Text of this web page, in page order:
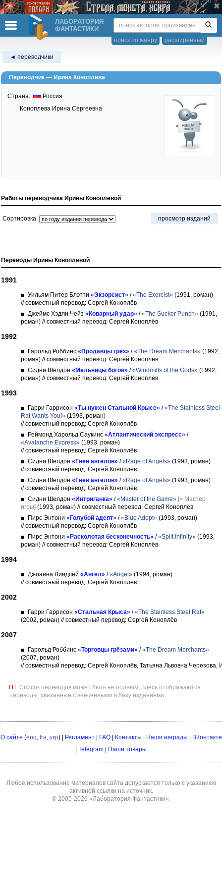
ЛАБОРАТОРИЯ
ФАНТАСТИКИ
расширенный
поиск по жанру
◄ переводчики
Переводчик — Ирина Коноплева
Страна:
Россия
Коноплева Ирина Сергеевна
Работы переводчика Ирины Коноплевой
Сортировка: просмотр изданий
Переводы Ирины Коноплевой
1991
Уильям Питер Блэтти «Экзорсист» /«The Exorcist» (1991, роман)
// совместный перевод: Сергей Коноплёв
Джеймс Хэдли Чейз «Коварный удар» /«The Sucker Punch» (1991,
роман) // совместный перевод: Сергей Коноплёв
1992
Гарольд Роббинс «Продавцы грез» /«The Dream Merchants» (1992,
роман) // совместный перевод: Сергей Коноплёв
Сидни Шелдон «Мельницы богов» /«Windmills of the Gods» (1992,
роман) // совместный перевод: Сергей Коноплёв
1993
Гарри Гаррисон «Ты нужен Стальной Крысе» /«The Stainless Steel
Rat Wants You!» (1993, роман)
// совместный перевод: Сергей Коноплёв
Реймонд Харольд Саукинс «Атлантический экспресс» /
«Avalanche Express» (1993, роман)
// совместный перевод: Сергей Коноплёв
Сидни Шелдон «Гнев ангелов» /«Rage of Angels» (1993, роман)
// совместный перевод: Сергей Коноплёв
Сидни Шелдон «Гнев ангелов» /«Rage of Angels» (1993, роман)
// совместный перевод: Сергей Коноплёв
Сидни Шелдон «Интриганка» /«Master of the Game» [= Мастер
игры] (1993, роман) // совместный перевод: Сергей Коноплёв
Пирс Энтони «Голубой адепт» /«Blue Adept» (1993, роман)
// совместный перевод: Сергей Коноплёв
Пирс Энтони «Расколотая бесконечность» /«Split Infinity» (1993,
роман) // совместный перевод: Сергей Коноплёв
1994
Джоанна Линдсей «Ангел» /«Angel» (1994, роман)
// совместный перевод: Сергей Коноплёв
2002
Гарри Гаррисон «Стальная Крыса» /«The Stainless Steel Rat»
(2002, роман) // совместный перевод: Сергей Коноплёв
2007
Гарольд Роббинс «Торговцы грёзами» /«The Dream Merchants»
(2007, роман)
// совместный перевод: Сергей Коноплёв, Татьяна Львовна Черезова,
Список переводов может быть не полным. Здесь отображаются
переводы, связанные с внесёнными в базу изданиями.
О сайте (eng, fra, укр) | Регламент| FAQ| Контакты Наши награды
ВКонтакте
Telegram Наши товары
Любое использование материалов сайта допускается только с указанием
активной ссылки на источник.
© 2005-2026 «Лаборатория Фантастики».